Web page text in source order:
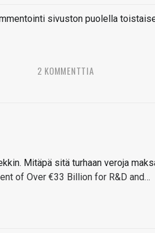
sivuston puolella
2 KOMMENTTIA
Mitäpä sitä turhaan veroja
of Over €33 Billion for R&D and…